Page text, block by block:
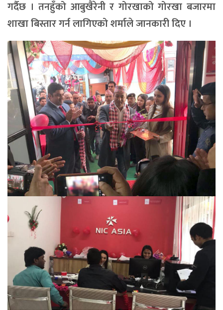
गर्दैछ । तनहुँको आबुखैरेनी र गोरखाको गोरखा बजारमा
शाखा बिस्तार गर्न लागिएको शर्माले जानकारी दिए ।